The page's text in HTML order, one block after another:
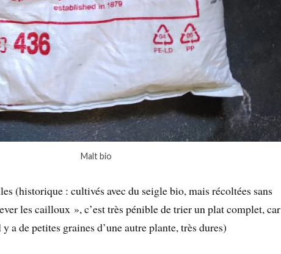
Malt bio
(historique : cultivés avec du seigle bio, mais récoltées sans
les cailloux », c’est très pénible de trier un plat complet, car
a de petites graines d’une autre plante, très dures)